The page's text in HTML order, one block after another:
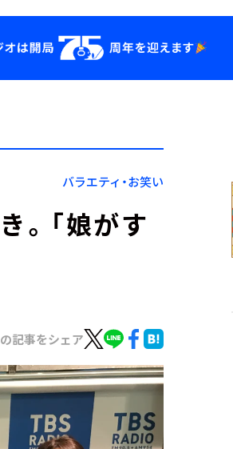
YouTube
会社情報
バラエティ・お笑い
。「娘がす
記事をシェア